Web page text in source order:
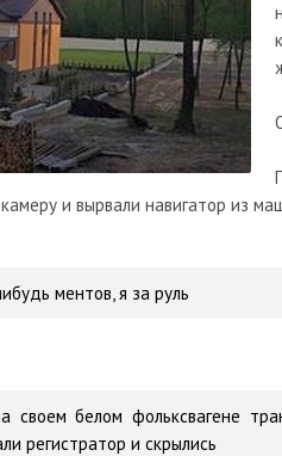
и вырвали навигатор из
ментов, я за руль
своем белом фольксвагене
регистратор и скрылись